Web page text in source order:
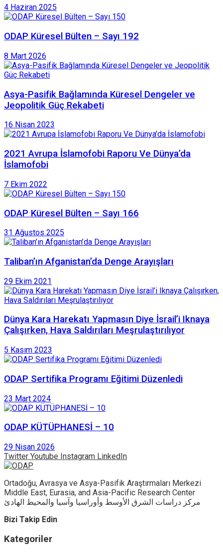
4 Haziran 2025
ODAP Küresel Bülten – Sayı 192
8 Mart 2026
Asya-Pasifik Bağlamında Küresel Dengeler ve
Jeopolitik Güç Rekabeti
16 Nisan 2023
2021 Avrupa İslamofobi Raporu Ve Dünya’da
İslamofobi
7 Ekim 2022
ODAP Küresel Bülten – Sayı 166
31 Ağustos 2025
Taliban’ın Afganistan’da Denge Arayışları
29 Ekim 2021
Dünya Kara Harekatı Yapmasın Diye İsrail’i Iknaya
Çalışırken, Hava Saldırıları Meşrulaştırılıyor
5 Kasım 2023
ODAP Sertifika Programı Eğitimi Düzenledi
23 Mart 2024
ODAP KÜTÜPHANESİ – 10
29 Nisan 2026
Twitter Youtube Instagram LinkedIn
Ortadoğu, Avrasya ve Asya-Pasifik Araştırmaları Merkezi
Middle East, Eurasia, and Asia-Pacific Research Center
مركز دراسات الشرق الأوسط وأوراسيا وآسيا والمحيط الهادئ
Bizi Takip Edin
Kategoriler